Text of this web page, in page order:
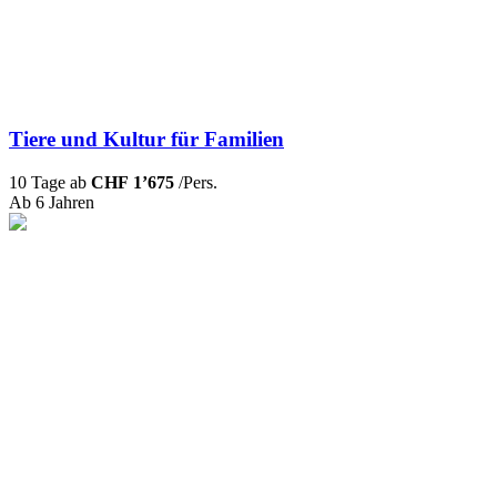
Tiere und Kultur für Familien
10 Tage ab CHF 1’675 /Pers.
Ab 6 Jahren